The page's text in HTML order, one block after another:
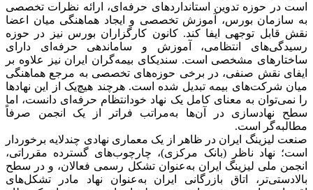
است در حوزه تدوین استانداردهای حرفه‌ای، ارائه نظرات تخصصی
به سازمان بورس، آموزش تخصصی و ایجاد هماهنگی میان اعضا
نقش قابل توجهی ایفا کند. کانون کارگزاران بورس نیز در حوزه
رسیدگی‌های انتظامی، آموزش و ساماندهی حرفه‌ای دارای
ساختارهای مشخصی است. سندیکای بیمه‌گران ایران نیز علاوه بر
ایفای نقش صنفی، در برخی حوزه‌های تخصصی به مرجع هماهنگی
میان شرکت‌های بیمه تبدیل شده است. هرچند هیچ‌یک از این نهادها
را نمی‌توان به معنای کامل یک نهاد خودانتظام حرفه‌ای دانست، اما
سطح نهادسازی در آن‌ها به‌مراتب فراتر از یک انجمن صرفاً
مطالبه‌گر است.
صنعت لیزینگ ایران در ظاهر از یک معماری نهادی چندلایه برخوردار
است؛ نهاد ناظر (بانک مرکزی)، چارچوب‌های گسترده مقرراتی،
انجمن ملی لیزینگ ایران به‌عنوان تشکل رسمی فعالان، و در سطح
بالادستی‌تر، اتاق بازرگانی ایران به‌عنوان نهاد مادر تشکل‌های